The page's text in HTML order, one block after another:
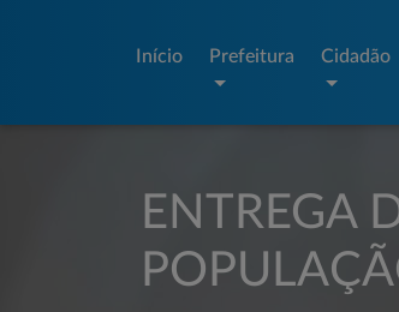
Início Prefeitura Cidadão
ENTREGA